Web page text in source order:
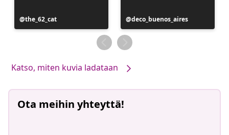
Julkaissut
the_62_cat Julkaissut
deco_buenos_aires
Katso, miten kuvia ladataan
Ota meihin yhteyttä!